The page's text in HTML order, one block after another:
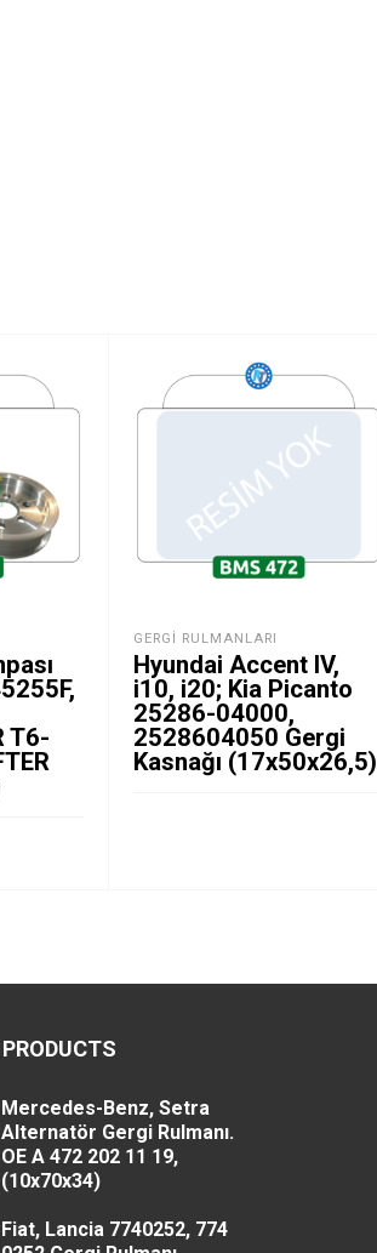
T6-
GERGI RULMANLARI
Hyundai Accent IV,
i10, i20; Kia Picanto
25286-04000,
2528604050 Gergi
Kasnağı (17x50x26,5)
Mercedes-Benz, Setra
Alternatör Gergi Rulmanı.
OE A 472 202 11 19,
(10x70x34)
Fiat, Lancia 7740252, 774